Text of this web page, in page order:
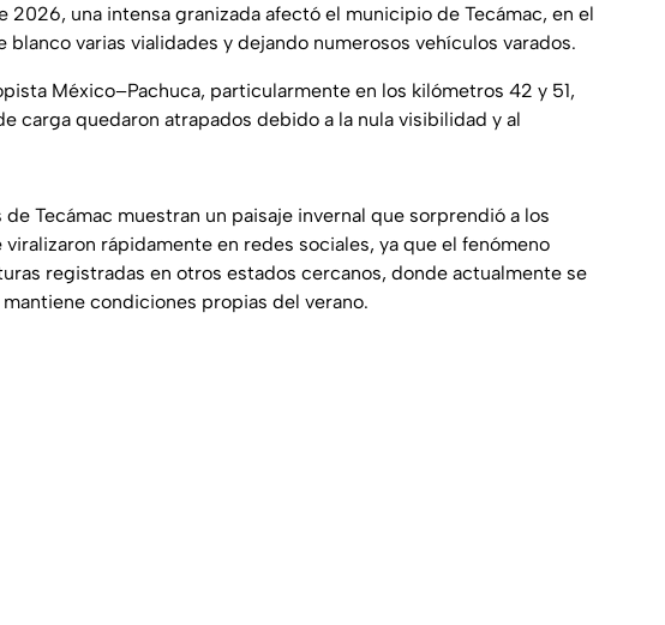
2026, una intensa granizada afectó el municipio de Tecámac, en el
varias vialidades y dejando numerosos vehículos varados.
México–Pachuca, particularmente en los kilómetros 42 y 51,
carga quedaron atrapados debido a la nula visibilidad y al
Tecámac muestran un paisaje invernal que sorprendió a los
rápidamente en redes sociales, ya que el fenómeno
registradas en otros estados cercanos, donde actualmente se
condiciones propias del verano.